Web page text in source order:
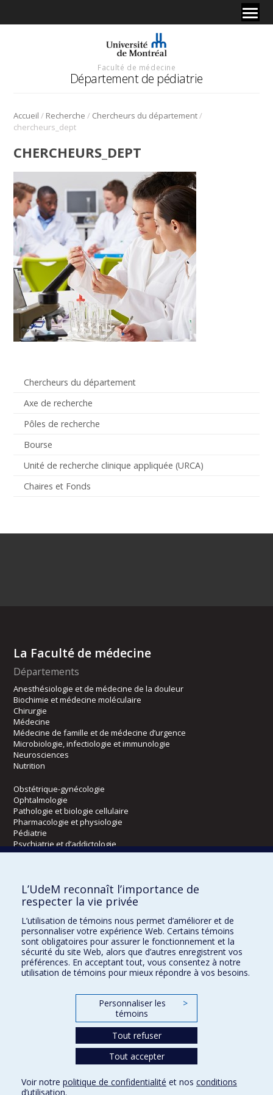
Faculté de médecine
Département de pédiatrie
Accueil / Recherche / Chercheurs du département/
chercheurs_dept
Chercheurs du département
Axe de recherche
Pôles de recherche
Bourse
Unité de recherche clinique appliquée (URCA)
Chaires et Fonds
CHERCHEURS_DEPT
La Faculté de médecine
Départements
Anesthésiologie et de médecine de la douleur
Biochimie et médecine moléculaire
Chirurgie
Médecine
Médecine de famille et de médecine d’urgence
Microbiologie, infectiologie et immunologie
Neurosciences
Nutrition
Obstétrique-gynécologie
Ophtalmologie
Pathologie et biologie cellulaire
Pharmacologie et physiologie
Pédiatrie
Psychiatrie et d’addictologie
Radiologie, radio-oncologie et médecine nucléaire
Écoles
Orthophonie et audiologie
Réadaptation
Directions
Confidentialité Conditions d’utilisation Paramètres des témoins
L’UdeM reconnaît l’importance de
respecter la vie privée
L’utilisation de témoins nous permet d’améliorer et de
personnaliser votre expérience Web. Certains témoins
sont obligatoires pour assurer le fonctionnement et la
sécurité du site Web, alors que d’autres enregistrent vos
préférences. En acceptant tout, vous consentez à notre
utilisation de témoins pour mieux répondre à vos besoins.
Personnaliser les
témoins
>
Tout refuser
Tout accepter
Voir notre politique de confidentialité et nos conditions
d’utilisation.